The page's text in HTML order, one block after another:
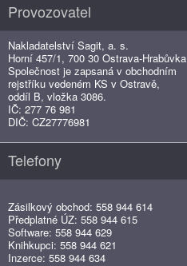
Provozovatel
Nakladatelství Sagit, a. s.
Horní 457/1, 700 30 Ostrava-Hrabůvka
Společnost je zapsaná v obchodním
rejstříku vedeném KS v Ostravě,
oddíl B, vložka 3086.
IČ: 277 76 981
DIČ: CZ27776981
Telefony
Zásilkový obchod: 558 944 614
Předplatné ÚZ: 558 944 615
Software: 558 944 629
Knihkupci: 558 944 621
Inzerce: 558 944 634